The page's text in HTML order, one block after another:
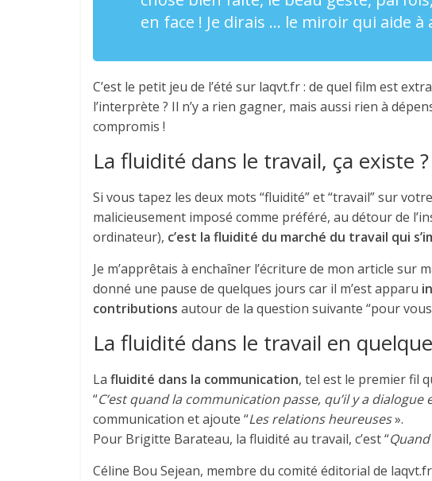
en face ! Je dirais … le miroir qui aide à
C’est le petit jeu de l’été sur laqvt.fr : de quel film est
l’interprète ? Il n’y a rien gagner, mais aussi rien à
compromis !
La fluidité dans le travail, ça existe ?
Si vous tapez les deux mots “fluidité” et “travail” sur
malicieusement imposé comme préféré, au détour de
ordinateur), c’est la fluidité du marché du travail qui
Je m’apprêtais à enchaîner l’écriture de mon article sur
donné une pause de quelques jours car il m’est apparu
contributions autour de la question suivante “pour
La fluidité dans le travail en
La fluidité dans la communication, tel est le premier fil
“C’est quand la communication passe, qu’il y a dialogue
communication et ajoute “Les relations heureuses».
Pour Brigitte Barateau, la fluidité au travail, c’est “
Céline Bou Sejean, membre du comité éditorial de